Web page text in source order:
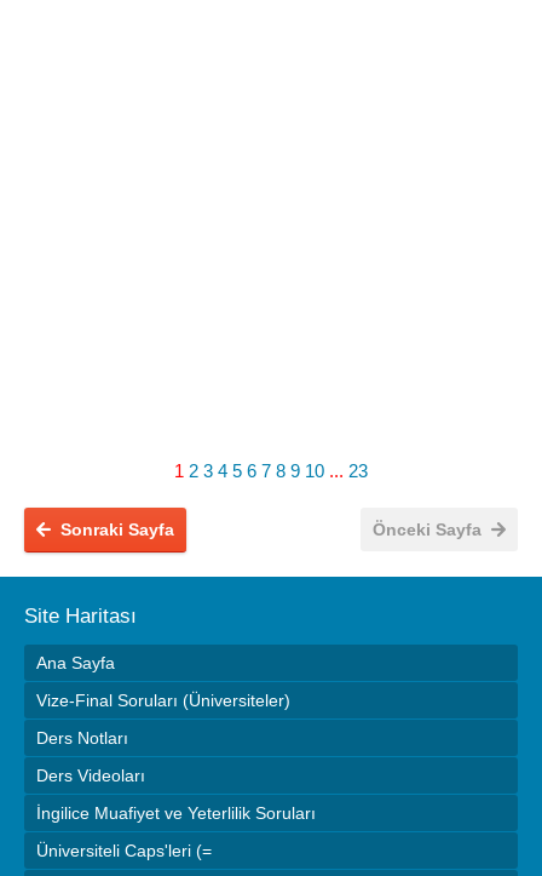
1 2 3 4 5 6 7 8 9 10 ... 23
Önceki Sayfa
Sonraki Sayfa
Site Haritası
Ana Sayfa
Vize-Final Soruları (Üniversiteler)
Ders Notları
Ders Videoları
İngilice Muafiyet ve Yeterlilik Soruları
Üniversiteli Caps'leri (=